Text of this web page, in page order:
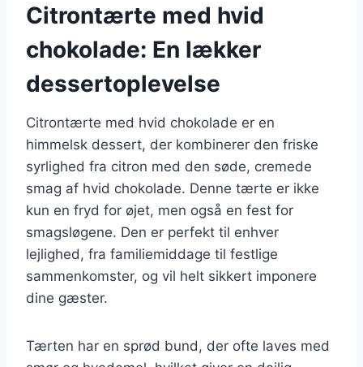
Citrontærte med hvid
chokolade: En lækker
dessertoplevelse
Citrontærte med hvid chokolade er en
himmelsk dessert, der kombinerer den friske
syrlighed fra citron med den søde, cremede
smag af hvid chokolade. Denne tærte er ikke
kun en fryd for øjet, men også en fest for
smagsløgene. Den er perfekt til enhver
lejlighed, fra familiemiddage til festlige
sammenkomster, og vil helt sikkert imponere
dine gæster.
Tærten har en sprød bund, der ofte laves med